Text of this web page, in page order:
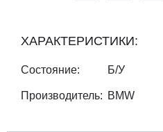
ХАРАКТЕРИСТИКИ:
Состояние: Б/У
Производитель: BMW